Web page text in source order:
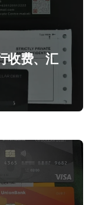
收费、汇